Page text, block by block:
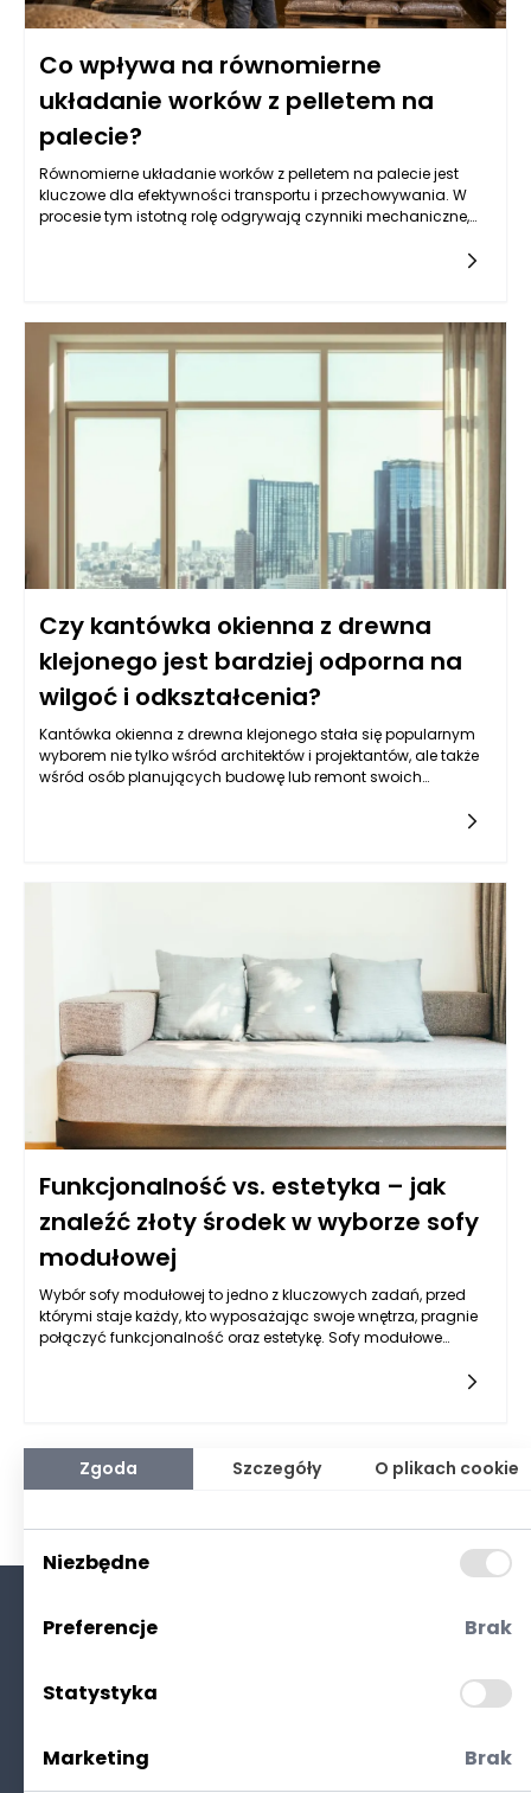
Co wpływa na równomierne
układanie worków z pelletem na
palecie?
Równomierne układanie worków z pelletem na palecie jest
kluczowe dla efektywności transportu i przechowywania. W
procesie tym istotną rolę odgrywają czynniki mechaniczne,
szybkim napełnianiu, mają znaczący wpływ na ten proces.
Odpowiednia kalibracja maszyn oraz rodzaj
wykorzystywanego materiału, z którego wykonane są worki,
zawartość przed ewentualnymi uszkodzeniami.
Czy kantówka okienna z drewna
klejonego jest bardziej odporna na
wilgoć i odkształcenia?
Kantówka okienna z drewna klejonego stała się popularnym
wyborem nie tylko wśród architektów i projektantów, ale także
wśród osób planujących budowę lub remont swoich
struktury, która łączy w sobie wiele warstw drewna, a każda z
przyciąga uwagę inwestorów, jest odporność na wilgoć oraz
lepiej znosić zmienne warunki atmosferyczne, co z kolei
przekłada się na dłuższą trwałość oraz mniejsze ryzyko
deformacji.
Funkcjonalność vs. estetyka – jak
znaleźć złoty środek w wyborze sofy
modułowej
Wybór sofy modułowej to jedno z kluczowych zadań, przed
którymi staje każdy, kto wyposażając swoje wnętrza, pragnie
połączyć funkcjonalność oraz estetykę. Sofy modułowe
możliwości dostosowania do różnych potrzeb przestrzennych.
mieszkańców. Przeszłość zdominowana przez standardowe
meble ustępuje miejsca kreatywności i personalizacji, co
sprawia, że podjęcie decyzji o wyborze konkretnego modelu
cechy sofy są dla nas najważniejsze oraz w jaki sposób
można uzyskać równowagę pomiędzy estetyką a
funkcjonalnością.
Polityka prywatności
Zgoda Szczegóły O plikach cookie
Niezbędne
Preferencje Brak
Statystyka
Marketing Brak